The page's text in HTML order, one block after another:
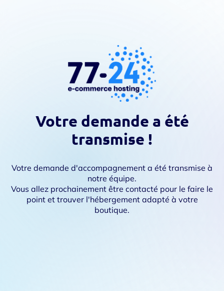
Votre demande a été
transmise !
Votre demande d'accompagnement a été transmise à
notre équipe.
Vous allez prochainement être contacté pour le faire le
point et trouver l'hébergement adapté à votre
boutique.